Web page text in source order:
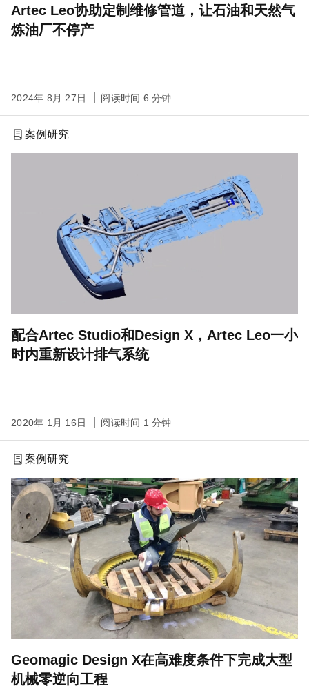
Artec Leo协助定制维修管道，让石油和天然气
炼油厂不停产
2024年 8月 27日 阅读时间 6 分钟
案例研究
配合Artec Studio和Design X，Artec Leo一小
时内重新设计排气系统
2020年 1月 16日 阅读时间 1 分钟
案例研究
Geomagic Design X在高难度条件下完成大型
机械零逆向工程